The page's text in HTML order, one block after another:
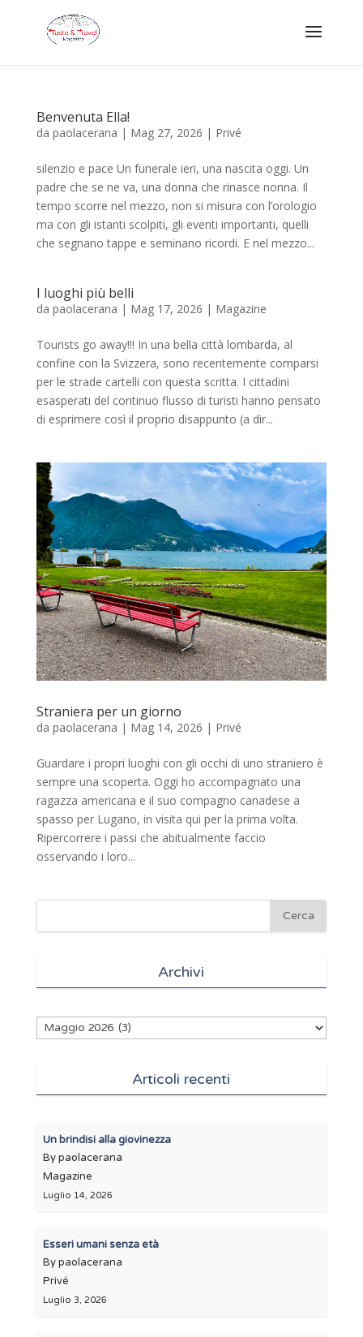
Benvenuta Ella!
da paolacerana | Mag 27, 2026 | Privé
silenzio e pace Un funerale ieri, una nascita oggi. Un
padre che se ne va, una donna che rinasce nonna. Il
tempo scorre nel mezzo, non si misura con l’orologio
ma con gli istanti scolpiti, gli eventi importanti, quelli
che segnano tappe e seminano ricordi. E nel mezzo...
I luoghi più belli
da paolacerana | Mag 17, 2026 | Magazine
Tourists go away!!! In una bella città lombarda, al
confine con la Svizzera, sono recentemente comparsi
per le strade cartelli con questa scritta. I cittadini
esasperati del continuo flusso di turisti hanno pensato
di esprimere così il proprio disappunto (a dir...
Straniera per un giorno
da paolacerana | Mag 14, 2026 | Privé
Guardare i propri luoghi con gli occhi di uno straniero è
sempre una scoperta. Oggi ho accompagnato una
ragazza americana e il suo compagno canadese a
spasso per Lugano, in visita qui per la prima volta.
Ripercorrere i passi che abitualmente faccio
osservando i loro...
Archivi
Archivi
Articoli recenti
Un brindisi alla giovinezza
By paolacerana
Magazine
Luglio 14, 2026
Esseri umani senza età
By paolacerana
Privé
Luglio 3, 2026